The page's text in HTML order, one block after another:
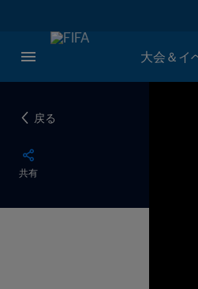
大会＆イ
戻る
共有